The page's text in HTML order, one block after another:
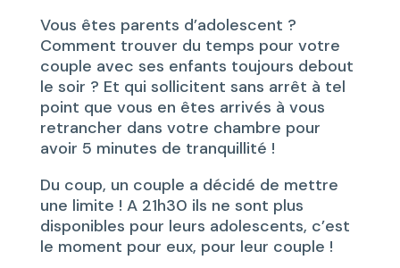
Vous êtes parents d’adolescent ?
Comment trouver du temps pour votre
couple avec ses enfants toujours debout
le soir ? Et qui sollicitent sans arrêt à tel
point que vous en êtes arrivés à vous
retrancher dans votre chambre pour
avoir 5 minutes de tranquillité !
Du coup, un couple a décidé de mettre
une limite ! A 21h30 ils ne sont plus
disponibles pour leurs adolescents, c’est
le moment pour eux, pour leur couple !